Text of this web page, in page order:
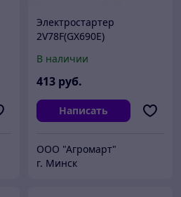
Электростартер
2V78F(GX690E)
В наличии
413 руб.
Написать
ООО "Агромарт"
г. Минск